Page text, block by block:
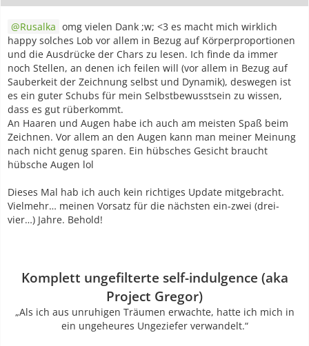
Rusalka omg vielen Dank ;w; <3 es macht mich wirklich
happy solches Lob vor allem in Bezug auf Körperproportionen
und die Ausdrücke der Chars zu lesen. Ich finde da immer
noch Stellen, an denen ich feilen will (vor allem in Bezug auf
Sauberkeit der Zeichnung selbst und Dynamik), deswegen ist
es ein guter Schubs für mein Selbstbewusstsein zu wissen,
dass es gut rüberkommt.
An Haaren und Augen habe ich auch am meisten Spaß beim
Zeichnen. Vor allem an den Augen kann man meiner Meinung
nach nicht genug sparen. Ein hübsches Gesicht braucht
hübsche Augen lol
Dieses Mal hab ich auch kein richtiges Update mitgebracht.
Vielmehr… meinen Vorsatz für die nächsten ein-zwei (drei-
vier…) Jahre. Behold!
Komplett ungefilterte self-indulgence (aka
Project Gregor)
„Als ich aus unruhigen Träumen erwachte, hatte ich mich in
ein ungeheures Ungeziefer verwandelt.“